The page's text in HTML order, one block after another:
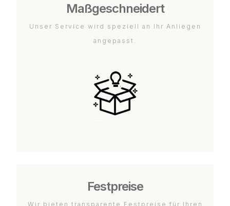
Maßgeschneidert
Unser Service wird speziell an Ihr Anliegen
angepasst.
Festpreise
Wir bieten transparente Festpreise für Ihren